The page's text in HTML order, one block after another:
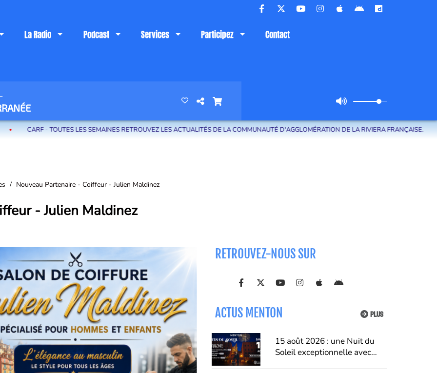
française
La Radio Podcast Services Participez Contact
LES SEMAINES RETROUVEZ LES ACTUALITÉS DE LA COMMUNAUTÉ D'AGGLOMÉRATION DE LA RIVIERA FRANÇAISE. 15 AOÛT
Nouveau Partenaire - Coiffeur - Julien Maldinez
- Julien Maldinez
RETROUVEZ-NOUS SUR
PLUS
ACTUS MENTON
15 août 2026 : une Nuit du
Soleil exceptionnelle avec